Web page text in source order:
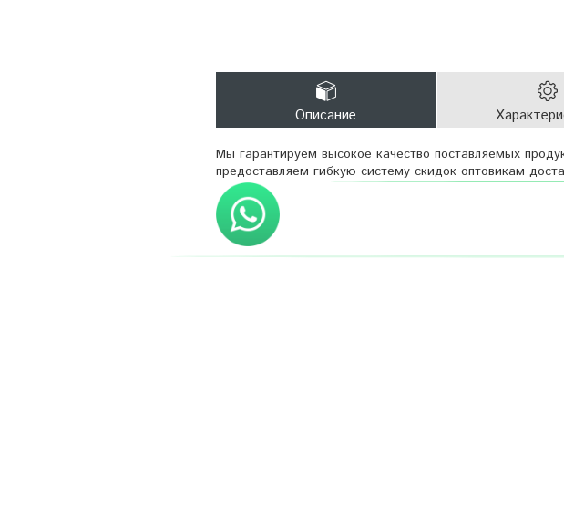
Описание
Мы гарантируем высокое качество поставляемых
предоставляем гибкую систему скидок оптовикам